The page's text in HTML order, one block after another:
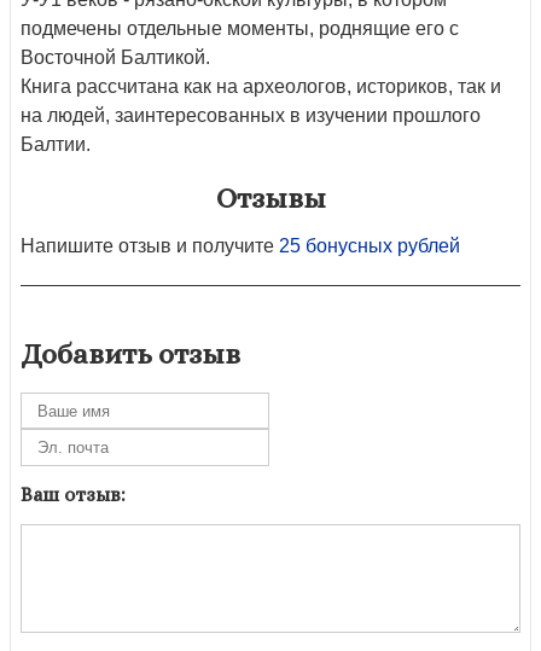
подмечены отдельные моменты, роднящие его с
Восточной Балтикой.
Книга рассчитана как на археологов, историков, так и
на людей, заинтересованных в изучении прошлого
Балтии.
Отзывы
Напишите отзыв и получите 25 бонусных рублей
Добавить отзыв
Ваш отзыв: